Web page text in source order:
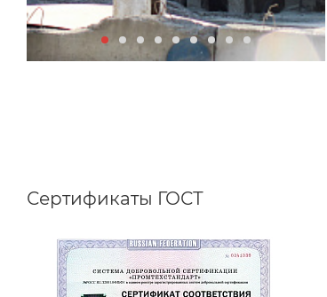
Сертификаты ГОСТ